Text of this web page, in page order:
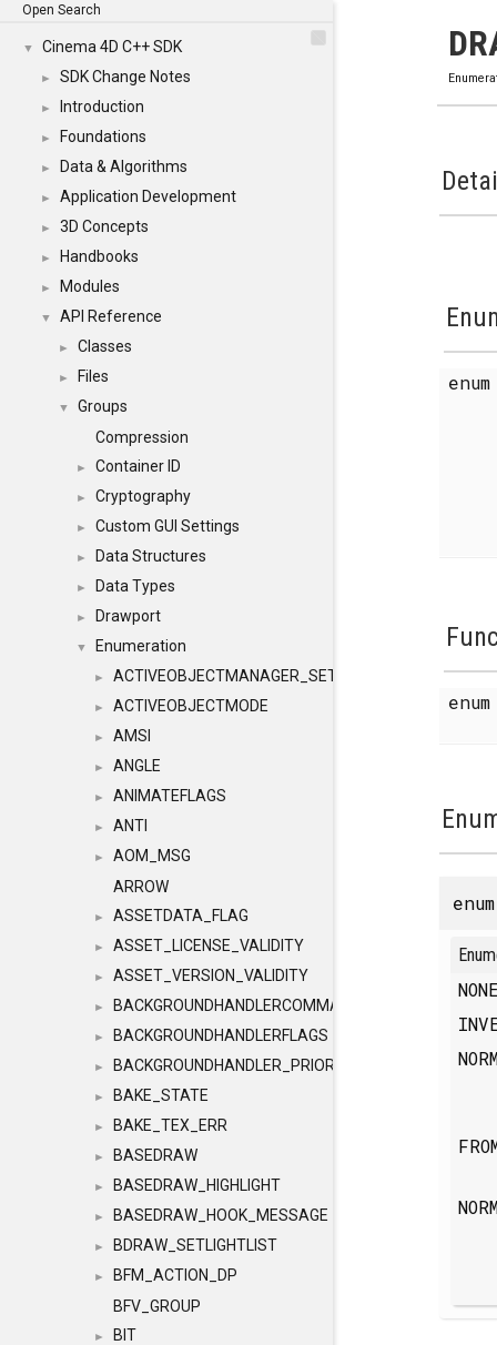
Open Search
▼ Cinema 4D C++ SDK
► SDK Change Notes
► Introduction
► Foundations
► Data & Algorithms
► Application Development
► 3D Concepts
► Handbooks
► Modules
▼ API Reference
► Classes
► Files
▼
Groups
Compression
► Container ID
► Cryptography
► Custom GUI Settings
► Data Structures
► Data Types
► Drawport
▼ Enumeration
► ACTIVEOBJECTMANAGER_SETOBJECTS
► ACTIVEOBJECTMODE
► AMSI
► ANGLE
► ANIMATEFLAGS
► ANTI
►
AOM_MSG
ARROW
► ASSETDATA_FLAG
► ASSET_LICENSE_VALIDITY
► ASSET_VERSION_VALIDITY
► BACKGROUNDHANDLERCOMMAND
► BACKGROUNDHANDLERFLAGS
► BACKGROUNDHANDLER_PRIORITY
► BAKE_STATE
► BAKE_TEX_ERR
► BASEDRAW
► BASEDRAW_HIGHLIGHT
► BASEDRAW_HOOK_MESSAGE
► BDRAW_SETLIGHTLIST
►
BFM_ACTION_DP
BFV_GROUP
► BIT